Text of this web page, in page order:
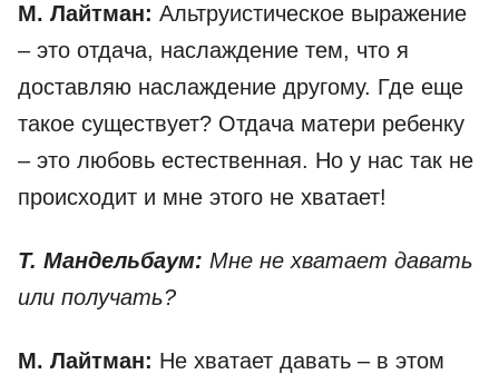
М. Лайтман: Альтруистическое выражение
– это отдача, наслаждение тем, что я
доставляю наслаждение другому. Где еще
такое существует? Отдача матери ребенку
– это любовь естественная. Но у нас так не
происходит и мне этого не хватает!
Т. Мандельбаум: Мне не хватает давать
или получать?
М. Лайтман: Не хватает давать – в этом